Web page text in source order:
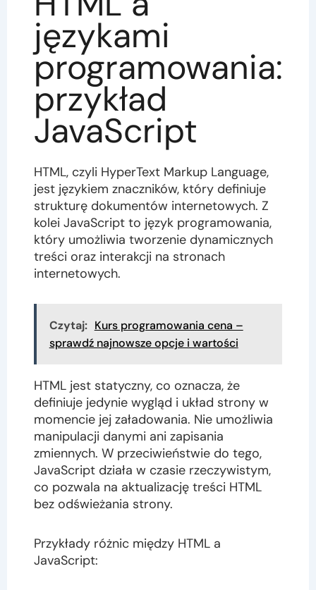
językami
programowania:
przykład
JavaScript
HTML, czyli HyperText Markup Language,
jest językiem znaczników, który definiuje
strukturę dokumentów internetowych. Z
kolei JavaScript to język programowania,
który umożliwia tworzenie dynamicznych
treści oraz interakcji na stronach
internetowych.
Czytaj: Kurs programowania cena –
sprawdź najnowsze opcje i wartości
HTML jest statyczny, co oznacza, że
definiuje jedynie wygląd i układ strony w
momencie jej załadowania. Nie umożliwia
manipulacji danymi ani zapisania
zmiennych. W przeciwieństwie do tego,
JavaScript działa w czasie rzeczywistym,
co pozwala na aktualizację treści HTML
bez odświeżania strony.
Przykłady różnic między HTML a
JavaScript: